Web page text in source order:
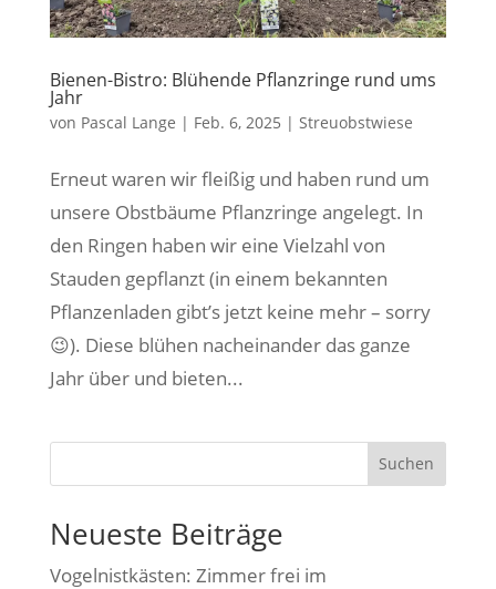
Bienen-Bistro: Blühende Pflanzringe rund ums
Jahr
von Pascal Lange | Feb. 6, 2025 | Streuobstwiese
Erneut waren wir fleißig und haben rund um
unsere Obstbäume Pflanzringe angelegt. In
den Ringen haben wir eine Vielzahl von
Stauden gepflanzt (in einem bekannten
Pflanzenladen gibt’s jetzt keine mehr – sorry
😉). Diese blühen nacheinander das ganze
Jahr über und bieten...
Suchen
Neueste Beiträge
Vogelnistkästen: Zimmer frei im